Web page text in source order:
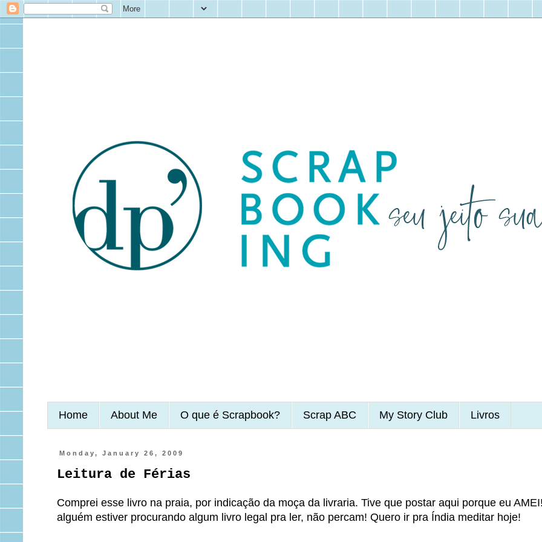
Home About Me O que é Scrapbook? Scrap ABC My Story Club Livros
Monday, January 26, 2009
Leitura de Férias
Comprei esse livro na praia, por indicação da moça da livraria. Tive que postar aqui porque eu
alguém estiver procurando algum livro legal pra ler, não percam! Quero ir pra Índia meditar hoje!